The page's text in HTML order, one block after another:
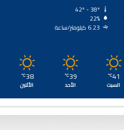
22%
6.23 كيلومتر/ساعة
41
℃
السبت
39
℃
الأحد
38
℃
الأثنين